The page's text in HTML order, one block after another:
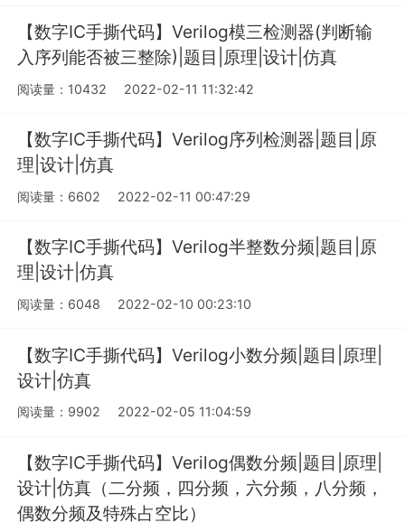
【数字IC手撕代码】Verilog模三检测器(判断输
入序列能否被三整除)|题目|原理|设计|仿真
阅读量：10432 2022-02-11 11:32:42
【数字IC手撕代码】Verilog序列检测器|题目|原
理|设计|仿真
阅读量：6602 2022-02-11 00:47:29
【数字IC手撕代码】Verilog半整数分频|题目|原
理|设计|仿真
阅读量：6048 2022-02-10 00:23:10
【数字IC手撕代码】Verilog小数分频|题目|原理|
设计|仿真
阅读量：9902 2022-02-05 11:04:59
【数字IC手撕代码】Verilog偶数分频|题目|原理|
设计|仿真（二分频，四分频，六分频，八分频，
偶数分频及特殊占空比）